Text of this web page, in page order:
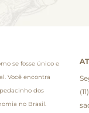
se fosse único e
Você encontra
dos
no Brasil.